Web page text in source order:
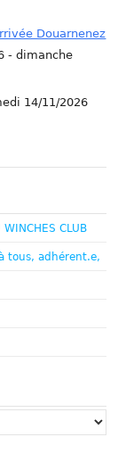
Douarnenez
- dimanche
14/11/2026
WINCHES CLUB
tous, adhérent.e,